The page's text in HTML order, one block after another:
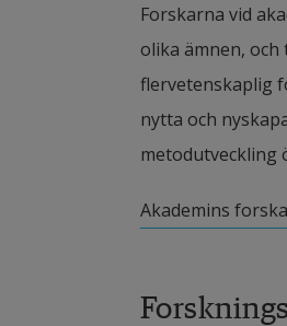
Forskarna vid
olika ämnen, och
flervetenskaplig
nytta och
metodutveckling
Akademins